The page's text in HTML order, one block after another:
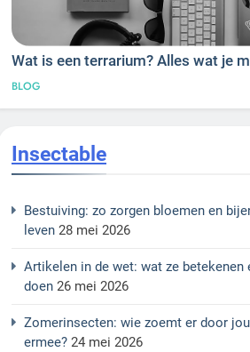
Wat is een terrarium? Alles wat je
BLOG
Insectable
Bestuiving: zo zorgen bloemen en
leven 28 mei 2026
Artikelen in de wet: wat ze betekenen
doen 26 mei 2026
Zomerinsecten: wie zoemt er door
ermee? 24 mei 2026